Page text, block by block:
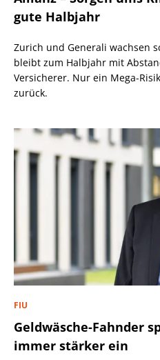
gute Halbjahr
Zurich und Generali wachsen
bleibt zum Halbjahr mit
Versicherer. Nur ein Mega-
zurück.
FIU
Geldwäsche-Fahnder
immer stärker ein